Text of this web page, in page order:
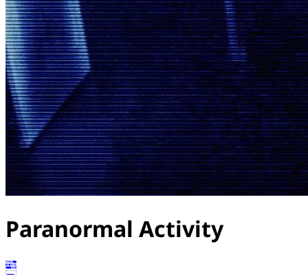
Paranormal Activity